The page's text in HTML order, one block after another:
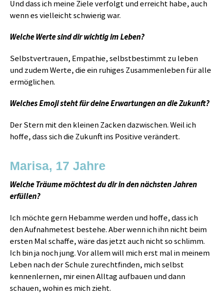
Und dass ich meine Ziele verfolgt und erreicht habe, auch
wenn es vielleicht schwierig war.
Welche Werte sind dir wichtig im Leben?
Selbstvertrauen, Empathie, selbstbestimmt zu leben
und zudem Werte, die ein ruhiges Zusammenleben für alle
ermöglichen.
Welches Emoji steht für deine Erwartungen an die Zukunft?
Der Stern mit den kleinen Zacken dazwischen. Weil ich
hoffe, dass sich die Zukunft ins Positive verändert.
Marisa, 17 Jahre
Welche Träume möchtest du dir in den nächsten Jahren
erfüllen?
Ich möchte gern Hebamme werden und hoffe, dass ich
den Aufnahmetest bestehe. Aber wenn ich ihn nicht beim
ersten Mal schaffe, wäre das jetzt auch nicht so schlimm.
Ich bin ja noch jung. Vor allem will mich erst mal in meinem
Leben nach der Schule zurechtfinden, mich selbst
kennenlernen, mir einen Alltag aufbauen und dann
schauen, wohin es mich zieht.